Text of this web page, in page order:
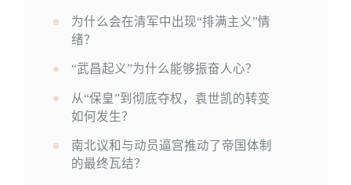
为什么会在清军中出现“排满主义”情
绪？
“武昌起义”为什么能够振奋人心？
从“保皇”到彻底夺权，袁世凯的转变
如何发生？
南北议和与动员逼宫推动了帝国体制
的最终瓦结？